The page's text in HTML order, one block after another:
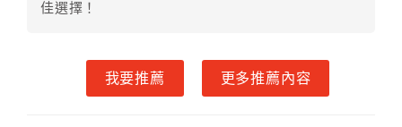
為：
單。
．每筆訂單異動日期限定乙次（依飯店房況為主），限
佳選擇！
我要推薦 更多推薦內容